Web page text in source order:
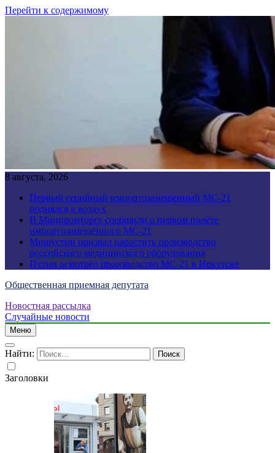
Перейти к содержимому
8 августа, 2026
Первый серийный импортозамещенный МС-21
поднялся в воздух
В Минпромторге сообщили о первом полёте
импортозамещённого МС-21
Мишустин призвал нарастить производство
российского медицинского оборудования
Путин осмотрел производство МС-21 в Иркутске
Общественная приемная депутата
Новостная рассылка
Случайные новости
Меню
Найти:
Заголовки